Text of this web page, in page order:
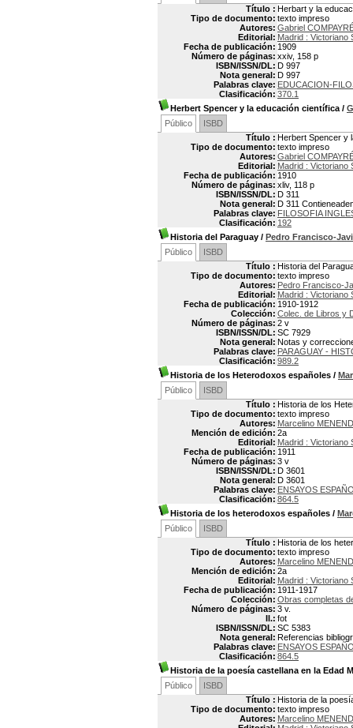
Título : Herbart y la
Tipo de documento: texto impreso
Autores: Gabriel
Editorial: Madrid : Victoriano
Fecha de publicación: 1909
Número de páginas: xxiv, 158 p
ISBN/ISSN/DL: D 997
Nota general: D 997
Palabras clave: EDUCACION-
Clasificación: 370.1
Herbert Spencer y la educación científica /
Público
ISBD
Título : Herbert Spencer y
Tipo de documento: texto impreso
Autores: Gabriel
Editorial: Madrid : Victoriano
Fecha de publicación: 1910
Número de páginas: xliv, 118 p
ISBN/ISSN/DL: D 311
Nota general: D 311
Palabras clave: FILOSOFIA
Clasificación: 192
Historia del Paraguay / Pedro Francisco-
Público
ISBD
Título : Historia del
Tipo de documento: texto impreso
Autores: Pedro Francisco-
Editorial: Madrid : Victoriano
Fecha de publicación: 1910-1912
Colección: Colec. de Libros y
Número de páginas: 2 v
ISBN/ISSN/DL: SC 7929
Nota general: Notas y
Palabras clave: PARAGUAY -
Clasificación: 989.2
Historia de los Heterodoxos españoles /
Público
ISBD
Título : Historia de los
Tipo de documento: texto impreso
Autores: Marcelino
Mención de edición: 2a
Editorial: Madrid : Victoriano
Fecha de publicación: 1911
Número de páginas: 3 v
ISBN/ISSN/DL: D 3601
Nota general: D 3601
Palabras clave: ENSAYOS
Clasificación: 864.5
Historia de los heterodoxos españoles /
Público
ISBD
Título : Historia de los
Tipo de documento: texto impreso
Autores: Marcelino
Mención de edición: 2a
Editorial: Madrid : Victoriano
Fecha de publicación: 1911-1917
Colección: Obras completas
Número de páginas: 3 v.
Il.: fot
ISBN/ISSN/DL: SC 5383
Nota general: Referencias
Palabras clave: ENSAYOS
Clasificación: 864.5
Historia de la poesía castellana en la Edad
Público
ISBD
Título : Historia de la
Tipo de documento: texto impreso
Autores: Marcelino